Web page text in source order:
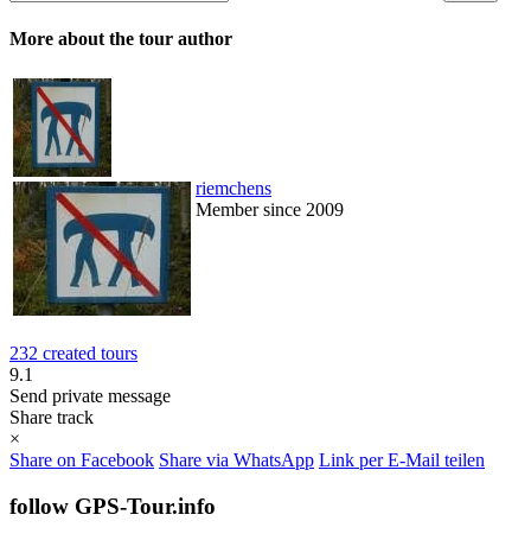
More about the tour author
riemchens
Member since 2009
232 created tours
9.1
Send private message
Share track
×
Share on Facebook Share via WhatsApp Link per E-Mail teilen
follow GPS-Tour.info